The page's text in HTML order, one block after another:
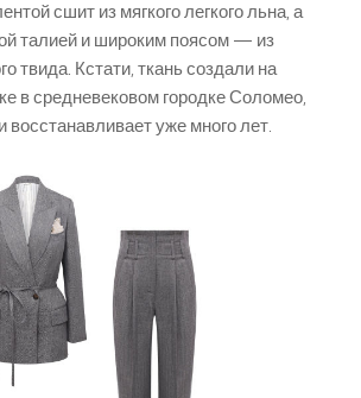
сшит из мягкого легкого льна, а
талией и широким поясом — из
твида. Кстати, ткань создали на
в средневековом городке Соломео,
восстанавливает уже много лет.